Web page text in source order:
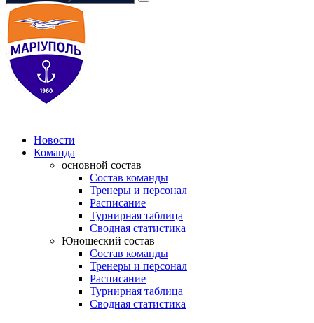
Новости
Команда
основной состав
Состав команды
Тренеры и персонал
Расписание
Турнирная таблица
Сводная статистика
Юношеский состав
Состав команды
Тренеры и персонал
Расписание
Турнирная таблица
Сводная статистика